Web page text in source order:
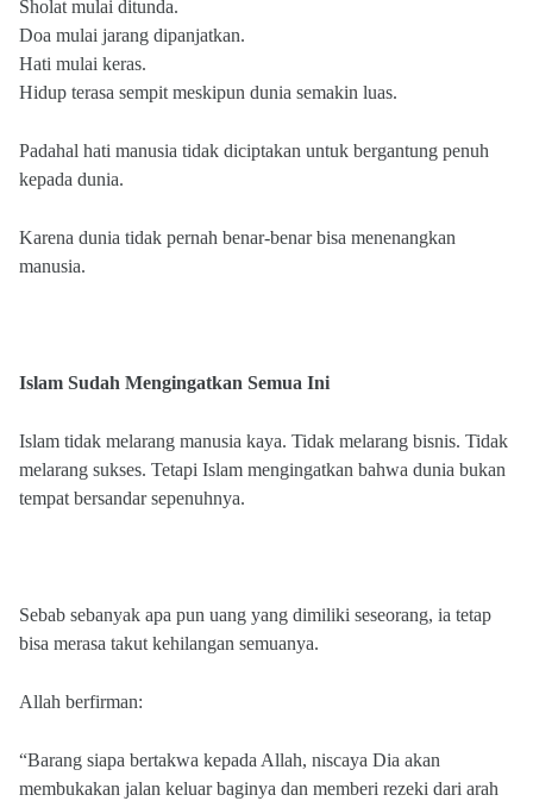
Sholat mulai ditunda.
Doa mulai jarang dipanjatkan.
Hati mulai keras.
Hidup terasa sempit meskipun dunia semakin luas.
Padahal hati manusia tidak diciptakan untuk bergantung penuh
kepada dunia.
Karena dunia tidak pernah benar-benar bisa menenangkan
manusia.
Islam Sudah Mengingatkan Semua Ini
Islam tidak melarang manusia kaya. Tidak melarang bisnis. Tidak
melarang sukses. Tetapi Islam mengingatkan bahwa dunia bukan
tempat bersandar sepenuhnya.
Sebab sebanyak apa pun uang yang dimiliki seseorang, ia tetap
bisa merasa takut kehilangan semuanya.
Allah berfirman:
“Barang siapa bertakwa kepada Allah, niscaya Dia akan
membukakan jalan keluar baginya dan memberi rezeki dari arah